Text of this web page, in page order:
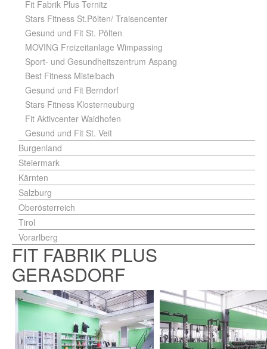
Fit Fabrik Plus Ternitz
Stars Fitness St.Pölten/ Traisencenter
Gesund und Fit St. Pölten
MOVING Freizeitanlage Wimpassing
Sport- und Gesundheitszentrum Aspang
Best Fitness Mistelbach
Gesund und Fit Berndorf
Stars Fitness Klosterneuburg
Fit Aktivcenter Waidhofen
Gesund und Fit St. Veit
Burgenland
Steiermark
Kärnten
Salzburg
Oberösterreich
Tirol
Vorarlberg
FIT FABRIK PLUS
GERASDORF